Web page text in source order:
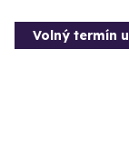
Volný termín